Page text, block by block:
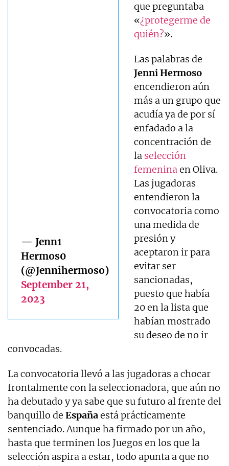
— Jenn1
Hermos0
(@Jennihermoso)
September 21,
2023
que preguntaba
«¿protegerme de
quién?».
Las palabras de
Jenni Hermoso
encendieron aún
más a un grupo que
acudía ya de por sí
enfadado a la
concentración de
la selección
femeninaen Oliva.
Las jugadoras
entendieron la
convocatoria como
una medida de
presión y
aceptaron ir para
evitar ser
sancionadas,
puesto que había
20 en la lista que
habían mostrado
su deseo de no ir
convocadas.
La convocatoria llevó a las jugadoras a chocar
frontalmente con la seleccionadora, que aún no
ha debutado y ya sabe que su futuro al frente del
banquillo de Españaestá prácticamente
sentenciado. Aunque ha firmado por un año,
hasta que terminen los Juegos en los que la
selección aspira a estar, todo apunta a que no